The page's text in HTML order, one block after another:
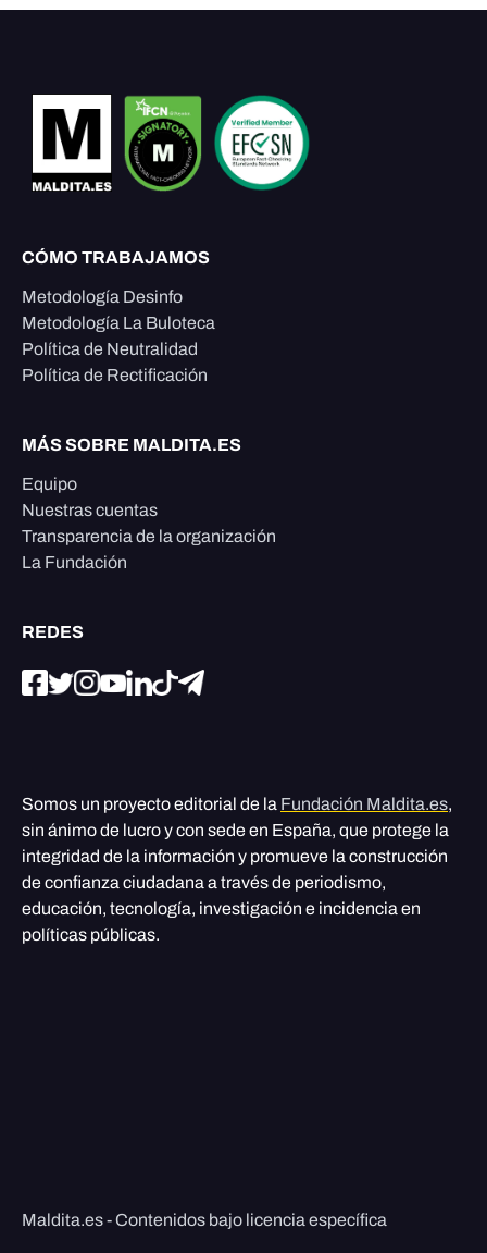
CÓMO TRABAJAMOS
Metodología Desinfo
Metodología La Buloteca
Política de Neutralidad
Política de Rectificación
MÁS SOBRE MALDITA.ES
Equipo
Nuestras cuentas
Transparencia de la organización
La Fundación
REDES
Somos un proyecto editorial de la Fundación Maldita.es,
sin ánimo de lucro y con sede en España, que protege la
integridad de la información y promueve la construcción
de confianza ciudadana a través de periodismo,
educación, tecnología, investigación e incidencia en
políticas públicas.
Maldita.es - Contenidos bajo licencia específica